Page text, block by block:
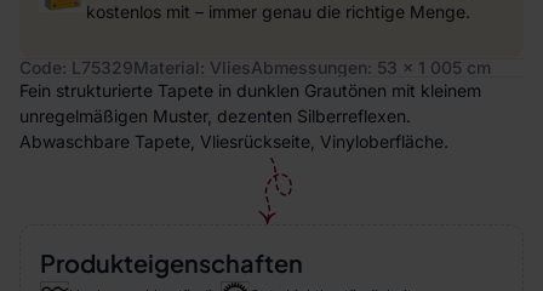
kostenlos mit – immer genau die richtige Menge.
Code: L75329Material: VliesAbmessungen: 53 x 1 005 cm
Fein strukturierte Tapete in dunklen Grautönen mit kleinem
unregelmäßigen Muster, dezenten Silberreflexen.
Abwaschbare Tapete, Vliesrückseite, Vinyloberfläche.
Produkteigenschaften